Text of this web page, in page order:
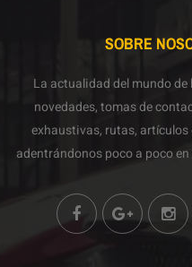
SOBRE
La actualidad del mundo
novedades, tomas de
exhaustivas, rutas, artículos
adentrándonos poco a poco